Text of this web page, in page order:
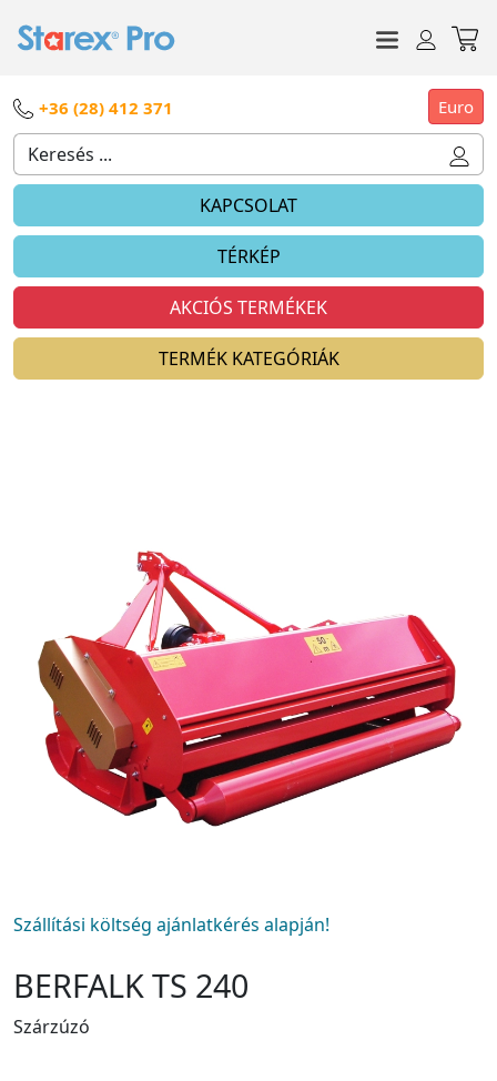
+36 (28) 412 371 Euro
KAPCSOLAT
TÉRKÉP
AKCIÓS TERMÉKEK
TERMÉK KATEGÓRIÁK
Szállítási költség ajánlatkérés alapján!
BERFALK TS 240
Szárzúzó